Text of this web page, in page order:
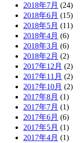
2018年7月 (24)
2018年6月 (15)
2018年5月 (11)
2018年4月 (6)
2018年3月 (6)
2018年2月 (2)
2017年12月 (2)
2017年11月 (2)
2017年10月 (2)
2017年8月 (1)
2017年7月 (1)
2017年6月 (6)
2017年5月 (1)
2017年4月 (1)